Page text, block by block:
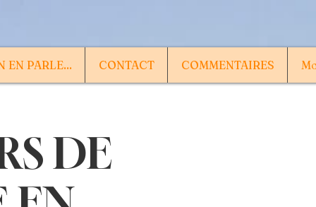
EN PARLE... CONTACT COMMENTAIRES
DE